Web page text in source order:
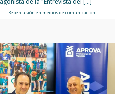
de la "Entrevista del […]
Repercusión en medios de comunicación